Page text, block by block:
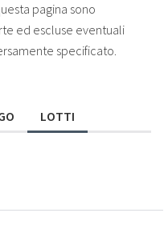
pagina sono
ed escluse eventuali
specificato.
LOTTI